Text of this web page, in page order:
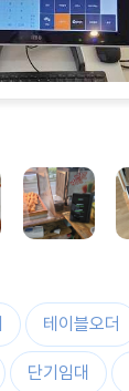
테이블오더
단기임대